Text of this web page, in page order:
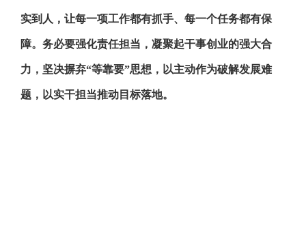
实到人，让每一项工作都有抓手、每一个任务都有保
障。务必要强化责任担当，凝聚起干事创业的强大合
力，坚决摒弃“等靠要”思想，以主动作为破解发展难
题，以实干担当推动目标落地。